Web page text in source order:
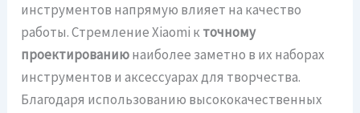
инструментов напрямую влияет на качество
работы. Стремление Xiaomi кточному
проектированиюнаиболее заметно в их наборах
инструментов и аксессуарах для творчества.
Благодаря использованию высококачественных